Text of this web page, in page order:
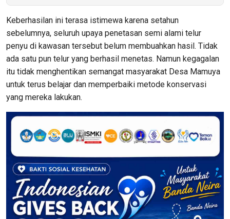
Keberhasilan ini terasa istimewa karena setahun
sebelumnya, seluruh upaya penetasan semi alami telur
penyu di kawasan tersebut belum membuahkan hasil. Tidak
ada satu pun telur yang berhasil menetas. Namun kegagalan
itu tidak menghentikan semangat masyarakat Desa Mamuya
untuk terus belajar dan memperbaiki metode konservasi
yang mereka lakukan.